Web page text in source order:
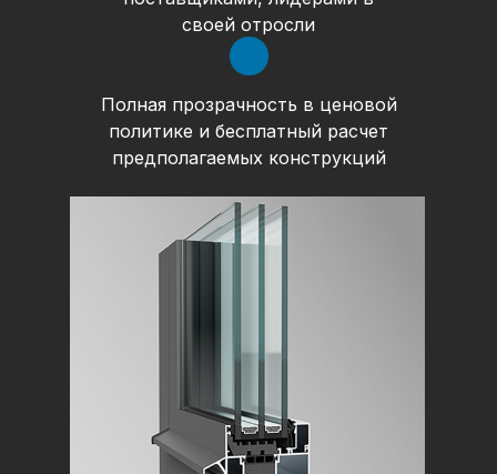
Полная прозрачность в ценовой
политике и бесплатный расчет
предполагаемых конструкций
своей отросли